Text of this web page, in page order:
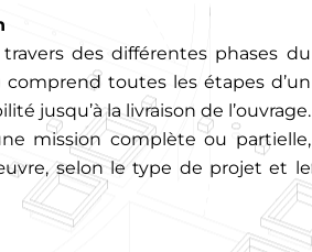
des différentes phases du
toutes les étapes d’un
jusqu’à la livraison de l’ouvrage.
mission complète ou partielle,
selon le type de projet et le